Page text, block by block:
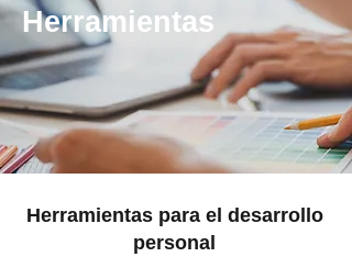
Herramientas
Herramientas para el desarrollo
personal